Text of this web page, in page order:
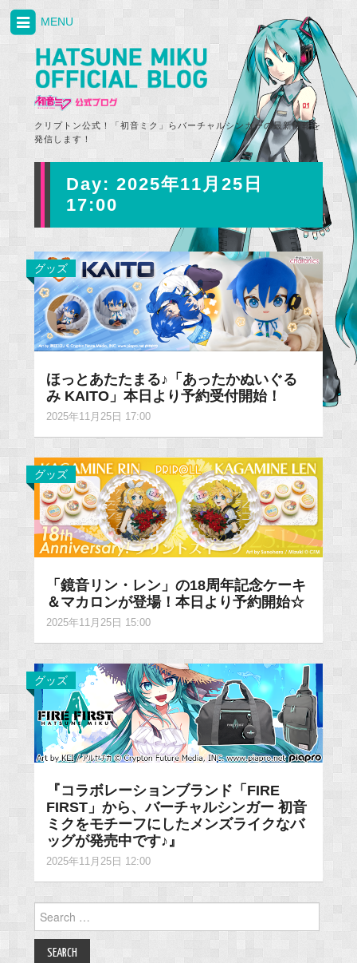
クリプトン公式！「初音ミク」らバーチャルシンガーの最新情報を
発信します！
MENU
Day: 2025年11月25日
17:00
グッズ
ほっとあたたまる♪「あったかぬいぐる
み KAITO」本日より予約受付開始！
2025年11月25日 17:00
グッズ
「鏡音リン・レン」の18周年記念ケーキ
＆マカロンが登場！本日より予約開始☆
2025年11月25日 15:00
グッズ
『コラボレーションブランド「FIRE
FIRST」から、バーチャルシンガー 初音
ミクをモチーフにしたメンズライクなバ
ッグが発売中です♪』
2025年11月25日 12:00
Search
for: